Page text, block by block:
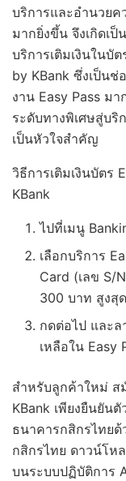
บริการและอำนวยค
มากยิ่งขึ้น จึงเกิดเ
บริการเติมเงินในบั
by KBank ซึ่งเป็น
งาน Easy Pass ม
ระดับทางพิเศษสู่บริ
เป็นหัวใจสำคัญ
วิธีการเติมเงินบัตร
KBank
ไปที่เมนู
เลือกบริการ
Card (เลข S/
300 บาท สูงสุ
กดต่อไป และ
เหลือใน Easy
สำหรับลูกค้าใหม่ ส
KBank เพียงยืนยัน
ธนาคารกสิกรไทย
กสิกรไทย ดาวน์โห
บนระบบปฏิบัติการ